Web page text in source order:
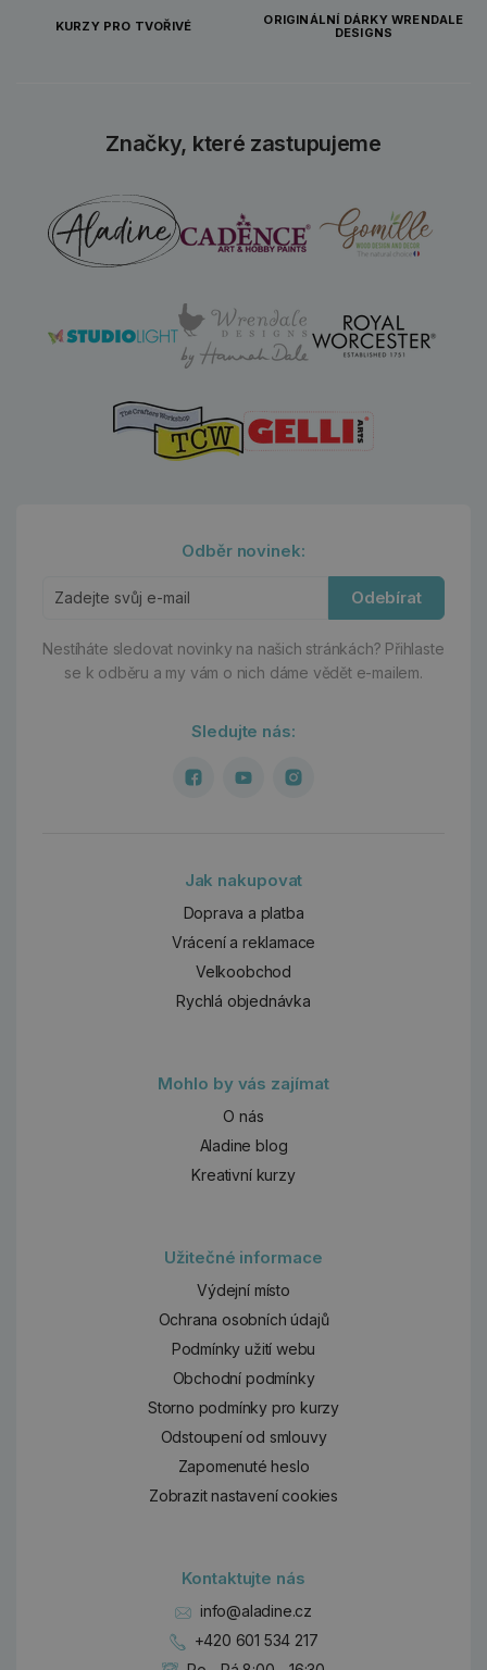
KURZY PRO TVOŘIVÉ
ORIGINÁLNÍ DÁRKY WRENDALE
DESIGNS
Značky, které zastupujeme
Odběr novinek:
Odebírat
Nestíháte sledovat novinky na našich stránkách? Přihlaste
se k odběru a my vám o nich dáme vědět e-mailem.
Sledujte nás:
Jak nakupovat
Doprava a platba
Vrácení a reklamace
Velkoobchod
Rychlá objednávka
Mohlo by vás zajímat
O nás
Aladine blog
Kreativní kurzy
Užitečné informace
Výdejní místo
Ochrana osobních údajů
Podmínky užití webu
Obchodní podmínky
Storno podmínky pro kurzy
Odstoupení od smlouvy
Zapomenuté heslo
Zobrazit nastavení cookies
Kontaktujte nás
info@aladine.cz
+420 601 534 217